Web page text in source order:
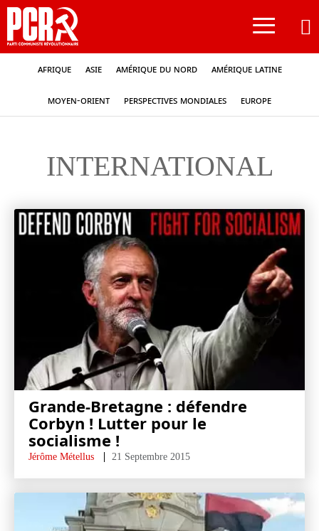
≡
Afrique Asie Amérique du nord Amérique latine
Moyen-Orient Perspectives mondiales Europe
INTERNATIONAL
Grande-Bretagne : défendre
Corbyn ! Lutter pour le
socialisme !
Jérôme Métellus 21 Septembre 2015